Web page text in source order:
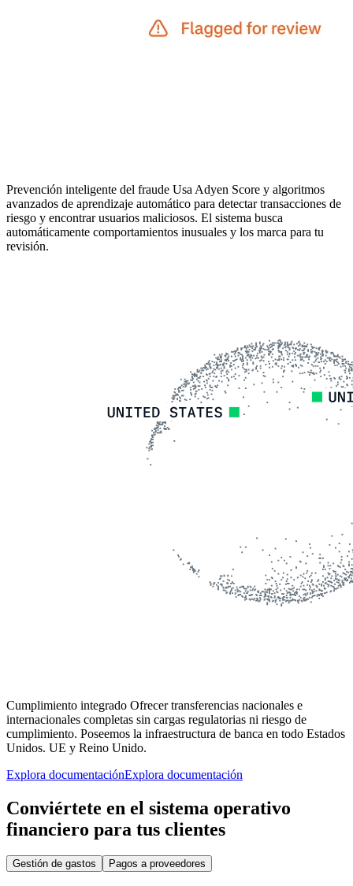
Prevención inteligente del fraude Usa Adyen Score y algoritmos
avanzados de aprendizaje automático para detectar transacciones de
riesgo y encontrar usuarios maliciosos. El sistema busca
automáticamente comportamientos inusuales y los marca para tu
revisión.
Cumplimiento integrado Ofrecer transferencias nacionales e
internacionales completas sin cargas regulatorias ni riesgo de
cumplimiento. Poseemos la infraestructura de banca en todo Estados
Unidos. UE y Reino Unido.
Explora documentaciónExplora documentación
Conviértete en el sistema operativo
financiero para tus clientes
Gestión de gastos Pagos a proveedores